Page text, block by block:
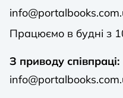
Працюємо в будні з
З приводу співпраці: